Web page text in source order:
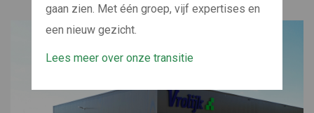
gaan zien. Met één groep, vijf expertises en
een nieuw gezicht.
Lees meer over onze transitie